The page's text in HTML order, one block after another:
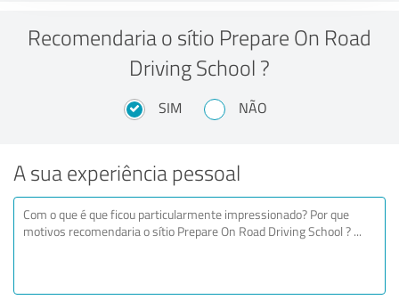
Recomendaria o sítio Prepare On Road
Driving School ?
SIM NÃO
A sua experiência pessoal